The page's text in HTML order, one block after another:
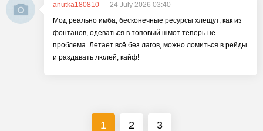
anutka180810
24 July 2026 03:40
Мод реально имба, бесконечные ресурсы хлещут, как из
фонтанов, одеваться в топовый шмот теперь не
проблема. Летает всё без лагов, можно ломиться в рейды
и раздавать люлей, кайф!
1 2 3